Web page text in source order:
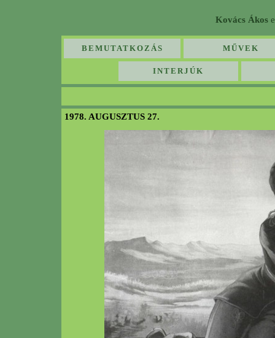
Kovács Ákos
BEMUTATKOZÁS MŰVEK
INTERJÚK
1978. AUGUSZTUS 27.